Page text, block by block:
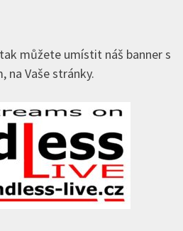
můžete umístit náš banner s
na Vaše stránky.